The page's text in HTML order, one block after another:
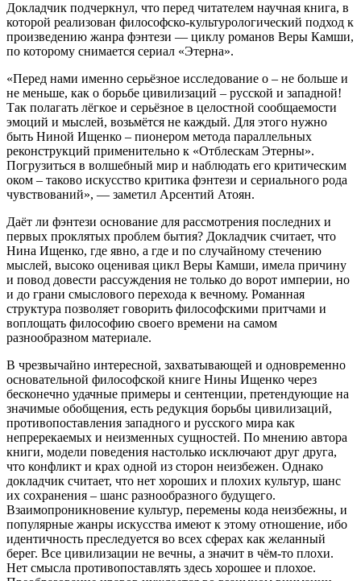
Докладчик подчеркнул, что перед читателем научная книга, в
которой реализован философско-культурологический подход к
произведению жанра фэнтези — циклу романов Веры Камши,
по которому снимается сериал «Этерна».
«Перед нами именно серьёзное исследование о – не больше и
не меньше, как о борьбе цивилизаций – русской и западной!
Так полагать лёгкое и серьёзное в целостной сообщаемости
эмоций и мыслей, возьмётся не каждый. Для этого нужно
быть Ниной Ищенко – пионером метода параллельных
реконструкций применительно к «Отблескам Этерны».
Погрузиться в волшебный мир и наблюдать его критическим
оком – таково искусство критика фэнтези и сериального рода
чувствований», — заметил Арсентий Атоян.
Даёт ли фэнтези основание для рассмотрения последних и
первых проклятых проблем бытия? Докладчик считает, что
Нина Ищенко, где явно, а где и по случайному стечению
мыслей, высоко оценивая цикл Веры Камши, имела причину
и повод довести рассуждения не только до ворот империи, но
и до грани смыслового перехода к вечному. Романная
структура позволяет говорить философскими притчами и
воплощать философию своего времени на самом
разнообразном материале.
В чрезвычайно интересной, захватывающей и одновременно
основательной философской книге Нины Ищенко через
бесконечно удачные примеры и сентенции, претендующие на
значимые обобщения, есть редукция борьбы цивилизаций,
противопоставления западного и русского мира как
непререкаемых и неизменных сущностей. По мнению автора
книги, модели поведения настолько исключают друг друга,
что конфликт и крах одной из сторон неизбежен. Однако
докладчик считает, что нет хороших и плохих культур, шанс
их сохранения – шанс разнообразного будущего.
Взаимопроникновение культур, перемены кода неизбежны, и
популярные жанры искусства имеют к этому отношение, ибо
идентичность преследуется во всех сферах как желанный
берег. Все цивилизации не вечны, а значит в чём-то плохи.
Нет смысла противопоставлять здесь хорошее и плохое.